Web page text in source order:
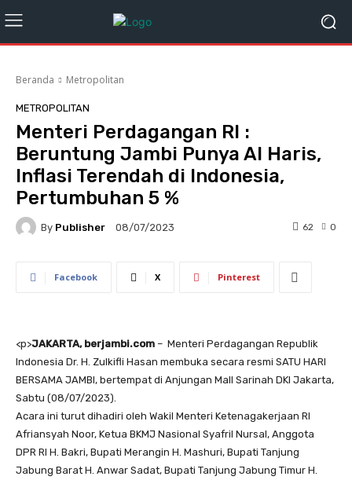
Beranda Metropolitan
METROPOLITAN
Menteri Perdagangan RI :
Beruntung Jambi Punya Al Haris,
Inflasi Terendah di Indonesia,
Pertumbuhan 5 %
By Publisher 08/07/2023 0
62
Facebook X Pinterest
<p>JAKARTA, berjambi.com – Menteri Perdagangan Republik
Indonesia Dr. H. Zulkifli Hasan membuka secara resmi SATU HARI
BERSAMA JAMBI, bertempat di Anjungan Mall Sarinah DKI Jakarta,
Sabtu (08/07/2023).
Acara ini turut dihadiri oleh Wakil Menteri Ketenagakerjaan RI
Afriansyah Noor, Ketua BKMJ Nasional Syafril Nursal, Anggota
DPR RI H. Bakri, Bupati Merangin H. Mashuri, Bupati Tanjung
Jabung Barat H. Anwar Sadat, Bupati Tanjung Jabung Timur H.